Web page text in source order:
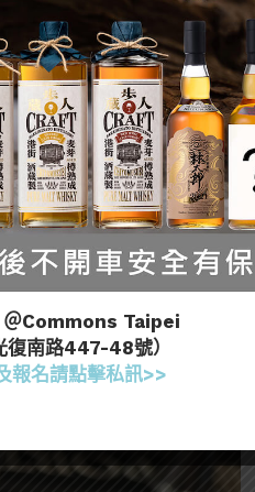
關於Aviation調酒的介紹>>）
，在將檸檬皮放入杯中裝飾
＠Commons Taipei
復南路447-48號）
報名請點擊私訊>>